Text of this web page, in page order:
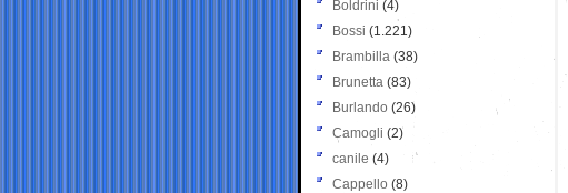
Boldrini (4)
Bossi (1.221)
Brambilla (38)
Brunetta (83)
Burlando (26)
Camogli (2)
canile (4)
Cappello (8)